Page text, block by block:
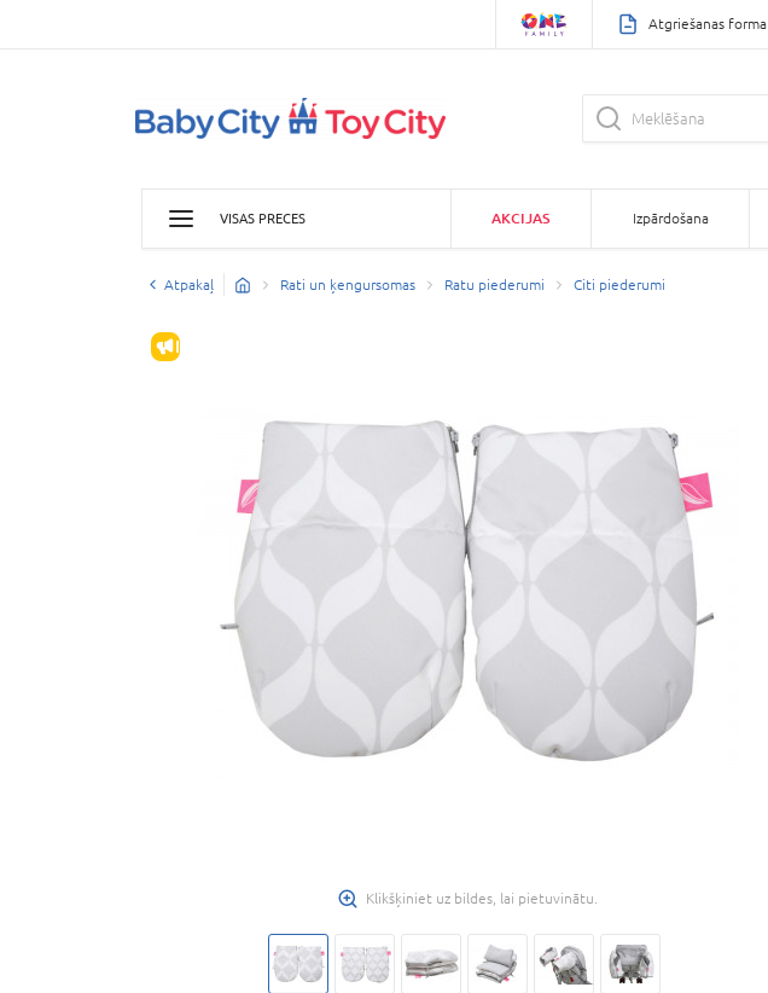
Atgriešanas forma
VISAS PRECES AKCIJAS Izpārdošana
Atpakaļ Rati un ķengursomas Ratu piederumi Citi piederumi
IZPĀRDOŠANA
Klikšķiniet uz bildes, lai pietuvinātu.